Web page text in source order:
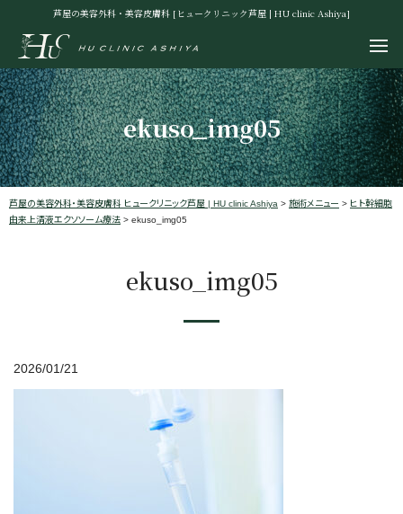
芦屋の美容外科・美容皮膚科 [ヒュークリニック芦屋 | HU clinic Ashiya]
ekuso_img05
芦屋の美容外科・美容皮膚科 ヒュークリニック芦屋 | HU clinic Ashiya > 施術メニュー > ヒト幹細胞
由来上清液エクソソーム療法 > ekuso_img05
ekuso_img05
2026/01/21